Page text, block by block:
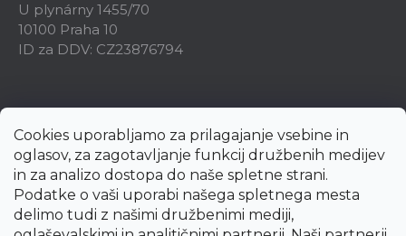
Cookies uporabljamo za prilagajanje vsebine in
oglasov, za zagotavljanje funkcij družbenih medijev
in za analizo dostopa do naše spletne strani.
Podatke o vaši uporabi našega spletnega mesta
delimo tudi z našimi družbenimi mediji,
U plynárny 1455/70
10100 Praha 10
ID za DDV: CZ23876794